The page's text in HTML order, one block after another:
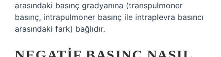
arasındaki basınç gradyanına (transpulmoner
basınç, intrapulmoner basınç ile intraplevra basıncı
arasındaki fark) bağlıdır.